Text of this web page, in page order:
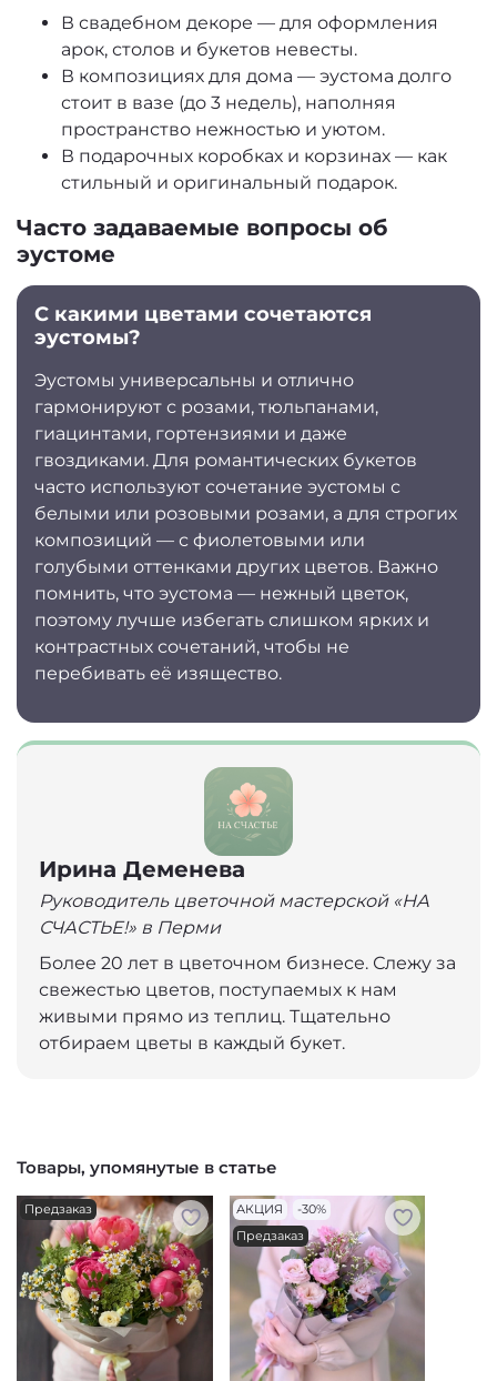
В свадебном декоре — для оформления
арок, столов и букетов невесты.
В композициях для дома — эустома долго
стоит в вазе (до 3 недель), наполняя
пространство нежностью и уютом.
В подарочных коробках и корзинах — как
стильный и оригинальный подарок.
Часто задаваемые вопросы об
эустоме
С какими цветами сочетаются
эустомы?
Эустомы универсальны и отлично
гармонируют с розами, тюльпанами,
гиацинтами, гортензиями и даже
гвоздиками. Для романтических букетов
часто используют сочетание эустомы с
белыми или розовыми розами, а для строгих
композиций — с фиолетовыми или
голубыми оттенками других цветов. Важно
помнить, что эустома — нежный цветок,
поэтому лучше избегать слишком ярких и
контрастных сочетаний, чтобы не
перебивать её изящество.
Ирина Деменева
Руководитель цветочной мастерской «НА
СЧАСТЬЕ!» в Перми
Более 20 лет в цветочном бизнесе. Слежу за
свежестью цветов, поступаемых к нам
живыми прямо из теплиц. Тщательно
отбираем цветы в каждый букет.
Товары, упомянутые в статье
Предзаказ АКЦИЯ
-30%
Предзаказ